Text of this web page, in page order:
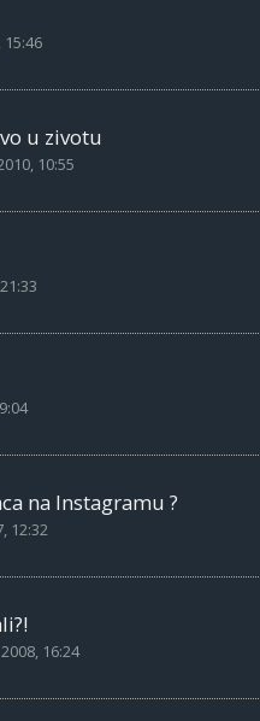
15:46
u zivotu
10:55
na Instagramu ?
12:32
16:24